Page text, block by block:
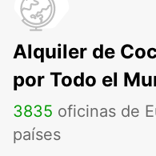
Alquiler de
por Todo el
3835 oficinas de
países